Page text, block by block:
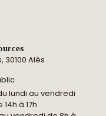
30100 Alès
lundi au vendredi
à 17h